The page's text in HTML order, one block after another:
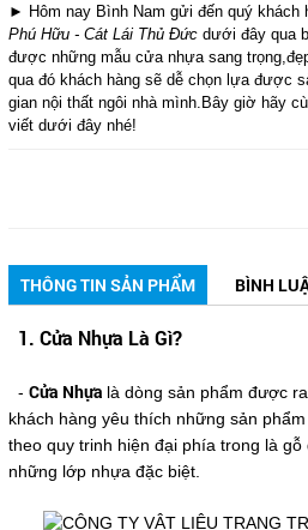
► Hôm nay Bình Nam gửi đến quý khách
Phú Hữu - Cát Lái Thủ Đứcdưới đây qua
được những mẫu cửa nhựa sang
qua đó khách hàng sẽ dễ chọn lựa được
gian nội thất ngôi nhà mình.Bây giờ hãy
viết dưới đây nhé!
THÔNG TIN SẢN PHẨM BÌNH
1. Cửa Nhựa Là Gì?
- Cửa Nhựa là dòng sản phẩm được
khách hàng yêu thích những sản
theo quy trinh hiện đại phía trong là
những lớp nhựa đặc biệt.